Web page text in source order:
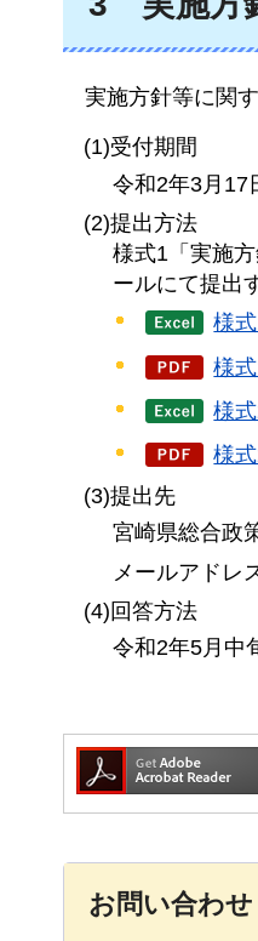
実施方針等に関
(1)受付期間
令和2年3月17
(2)提出方法
様式1「実施
ールにて提出
様
様
様
様
(3)提出先
宮崎県総合政
メールアドレ
(4)回答方法
令和2年5月中
お問い合わせ